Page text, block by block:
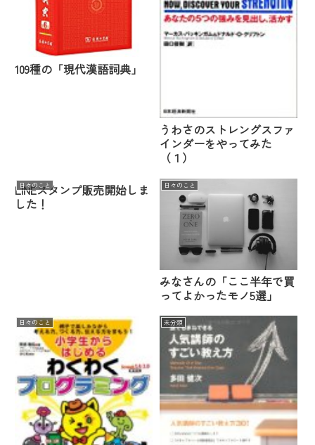
109種の「現代漢語詞典」
うわさのストレングスファ
インダーをやってみた
（１）
日々のこと
LINEスタンプ販売開始しま
した！
日々のこと
みなさんの「ここ半年で買
ってよかったモノ5選」
日々のこと 未分類